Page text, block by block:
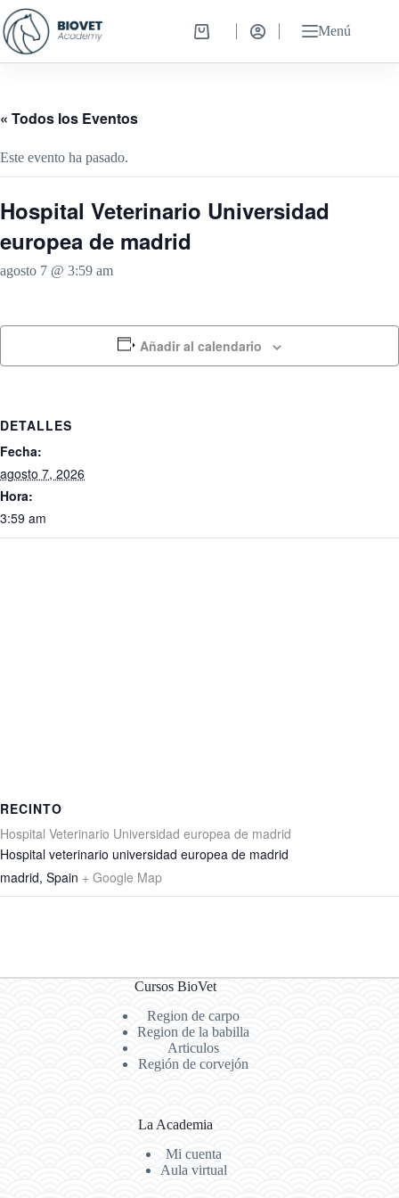
Saltar
al
contenido
Carro
Menú
« Todos los Eventos
Este evento ha pasado.
Hospital Veterinario Universidad
europea de madrid
agosto 7 @ 3:59 am
Añadir al calendario
DETALLES
Fecha:
agosto 7, 2026
Hora:
3:59 am
RECINTO
Hospital Veterinario Universidad europea de madrid
Hospital veterinario universidad europea de madrid
madrid, Spain + Google Map
Cursos BioVet
Region de carpo
Region de la babilla
Articulos
Región de corvejón
La Academia
Mi cuenta
Aula virtual